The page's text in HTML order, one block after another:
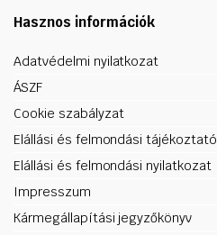
Hasznos információk
Adatvédelmi nyilatkozat
ÁSZF
Cookie szabályzat
Elállási és felmondási tájékoztató
Elállási és felmondási nyilatkozat
Impresszum
Kármegállapítási jegyzőkönyv